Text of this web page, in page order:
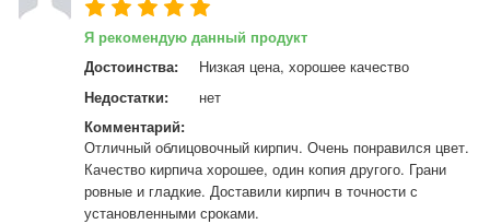
Я рекомендую данный продукт
Достоинства:
Низкая цена, хорошее качество
Недостатки:
нет
Комментарий:
Отличный облицовочный кирпич. Очень понравился цвет.
Качество кирпича хорошее, один копия другого. Грани
ровные и гладкие. Доставили кирпич в точности с
установленными сроками.